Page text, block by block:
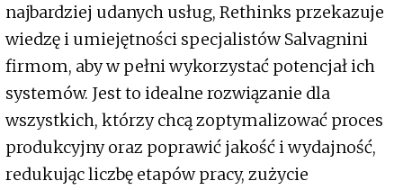
najbardziej udanych usług, Rethinks przekazuje
wiedzę i umiejętności specjalistów Salvagnini
firmom, aby w pełni wykorzystać potencjał ich
systemów. Jest to idealne rozwiązanie dla
wszystkich, którzy chcą zoptymalizować proces
produkcyjny oraz poprawić jakość i wydajność,
redukując liczbę etapów pracy, zużycie